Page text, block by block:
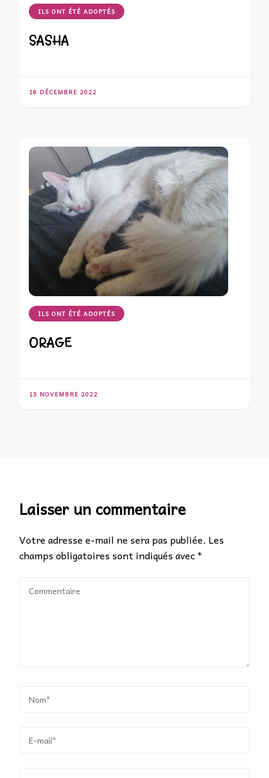
ILS ONT ÉTÉ ADOPTÉS
SASHA
18 DÉCEMBRE 2022
ILS ONT ÉTÉ ADOPTÉS
ORAGE
13 NOVEMBRE 2022
Laisser un commentaire
Votre adresse e-mail ne sera pas publiée. Les
champs obligatoires sont indiqués avec*